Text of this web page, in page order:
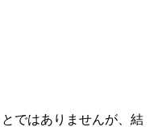
ではありませんが、結